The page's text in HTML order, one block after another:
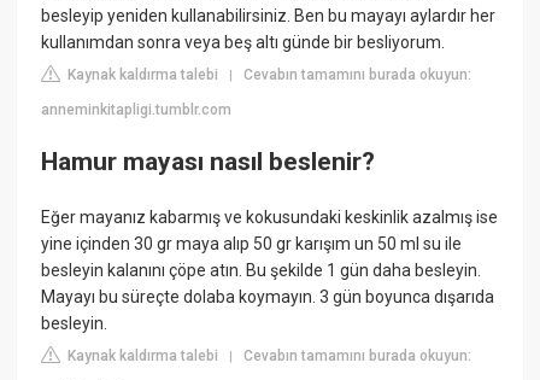
besleyip yeniden kullanabilirsiniz. Ben bu mayayı aylardır her
kullanımdan sonra veya beş altı günde bir besliyorum.
Kaynak kaldırma talebi |Cevabın tamamını burada okuyun:
anneminkitapligi.tumblr.com
Hamur mayası nasıl beslenir?
Eğer mayanız kabarmış ve kokusundaki keskinlik azalmış ise
yine içinden 30 gr maya alıp 50 gr karışım un 50 ml su ile
besleyin kalanını çöpe atın. Bu şekilde 1 gün daha besleyin.
Mayayı bu süreçte dolaba koymayın. 3 gün boyunca dışarıda
besleyin.
Kaynak kaldırma talebi |Cevabın tamamını burada okuyun: